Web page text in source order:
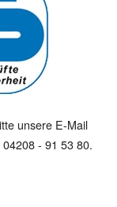
unsere E-Mail
- 91 53 80.